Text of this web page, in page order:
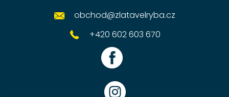
obchod@zlatavelryba.cz
+420 602 603 670